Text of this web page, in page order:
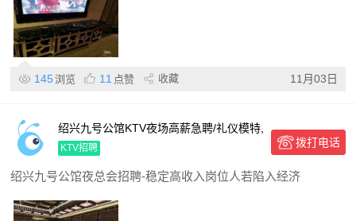
145 浏览 11 点赞 收藏 11月03日
绍兴九号公馆KTV夜场高薪急聘/礼仪模特,
日结工资包住宿,稳定上班多,无经验可培
KTV招聘 拨打电话
绍兴九号公馆夜总会招聘-稳定高收入岗位人若陷入经济